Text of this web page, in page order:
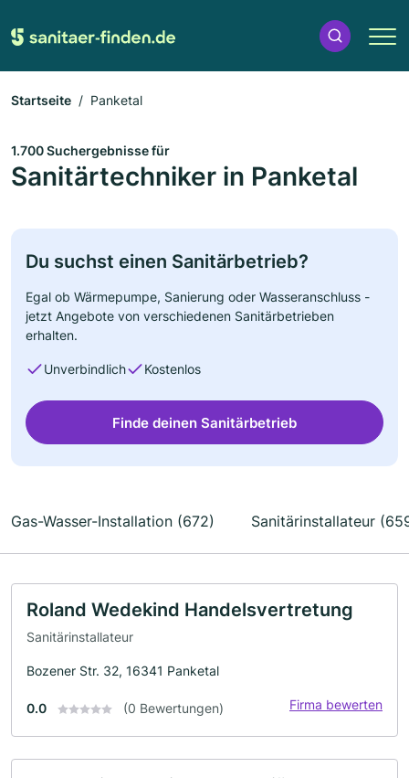
Startseite Panketal
1.700 Suchergebnisse für
Sanitärtechniker in Panketal
Du suchst einen Sanitärbetrieb?
Egal ob Wärmepumpe, Sanierung oder Wasseranschluss -
jetzt Angebote von verschiedenen Sanitärbetrieben
erhalten.
Unverbindlich Kostenlos
Finde deinen Sanitärbetrieb
Gas-Wasser-Installation (672) Sanitärinstallateur
Roland Wedekind Handelsvertretung
Sanitärinstallateur
Bozener Str. 32, 16341 Panketal
0.0 (0 Bewertungen) Firma bewerten